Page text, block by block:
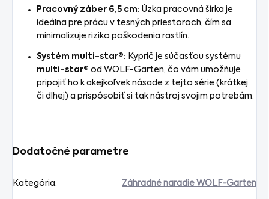
Pracovný záber 6,5 cm: Úzka pracovná šírka je
ideálna pre prácu v tesných priestoroch, čím sa
minimalizuje riziko poškodenia rastlín.
Systém multi-star®: Kyprič je súčasťou systému
multi-star® od WOLF-Garten, čo vám umožňuje
pripojiť ho k akejkoľvek násade z tejto série (krátkej
či dlhej) a prispôsobiť si tak nástroj svojim potrebám.
Dodatočné parametre
Kategória: Záhradné naradie WOLF-Garten